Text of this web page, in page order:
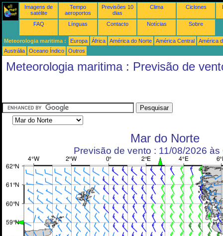
Imagens de
satélite
Tempo
aeroportos
Previsões 10
dias
Clima Ciclones
FAQ Línguas Contacto Notícias Sobre
Meteorologia maritima : Europa África América do Norte América Central
América
Austrália
Oceano Índico Outros
Meteorologia maritima : Previsão de
Mar do Norte
Previsão de vento : 11/08/2026 às